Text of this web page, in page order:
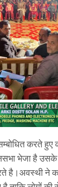
करते हुए
भेजा है उसके
है।अवस्थी ने